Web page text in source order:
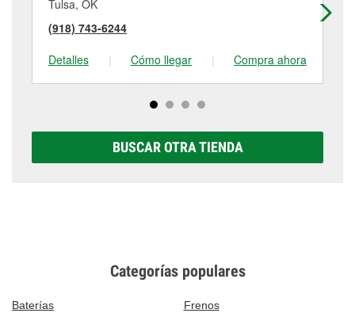
Tulsa, OK
(918) 743-6244
Detalles
| Cómo llegar | Compra ahora
BUSCAR OTRA TIENDA
Categorías populares
Baterías
Frenos